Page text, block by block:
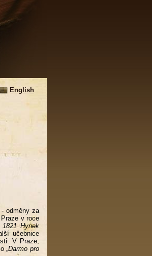
English
odměny za
v roce
Hynek
učebnice
V Praze,
„Darmo pro